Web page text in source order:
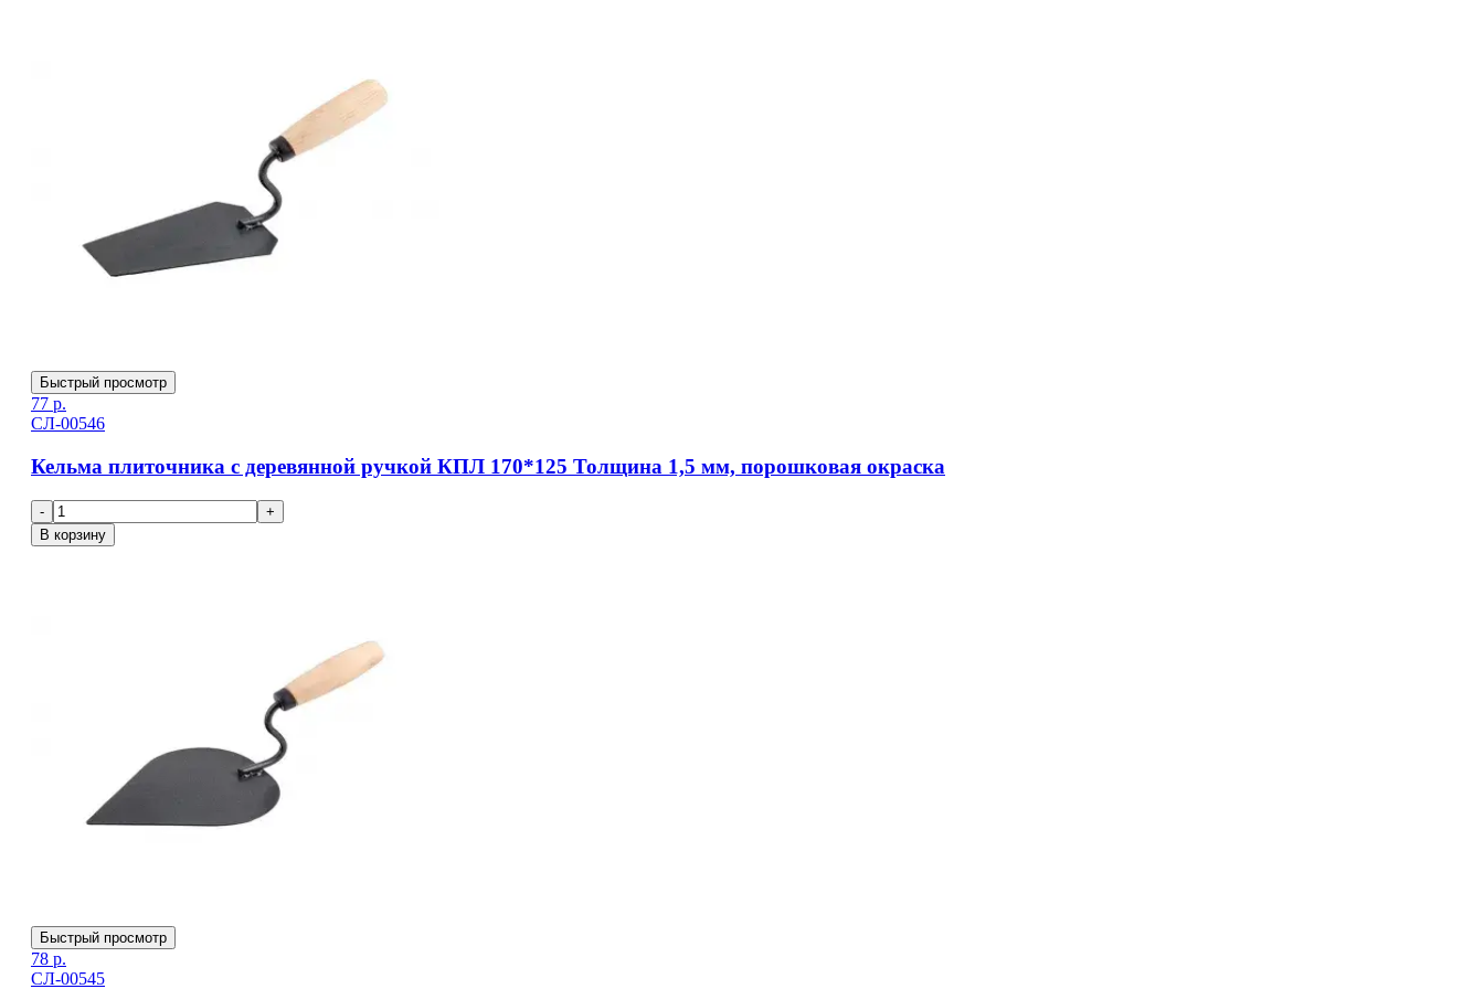
Быстрый просмотр
77 р.
СЛ-00546
Кельма плиточника с деревянной ручкой КПЛ 170*125 Толщина 1,5 мм, порошковая окраска
-
+
В корзину
Быстрый просмотр
78 р.
СЛ-00545